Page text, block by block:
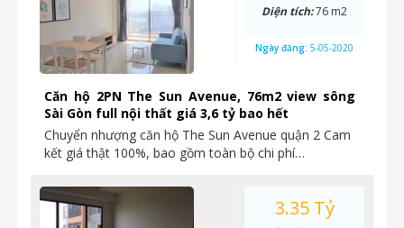
Căn hộ 2PN The Sun Avenue, 76m2 view sông
Sài Gòn full nội thất giá 3,6 tỷ bao hết
Chuyển nhượng căn hộ The Sun Avenue quận 2 Cam
kết giá thật 100%, bao gồm toàn bộ chi phí…
Diện tích:76 m2
Ngày đăng: 5-05-2020
3.35 Tỷ